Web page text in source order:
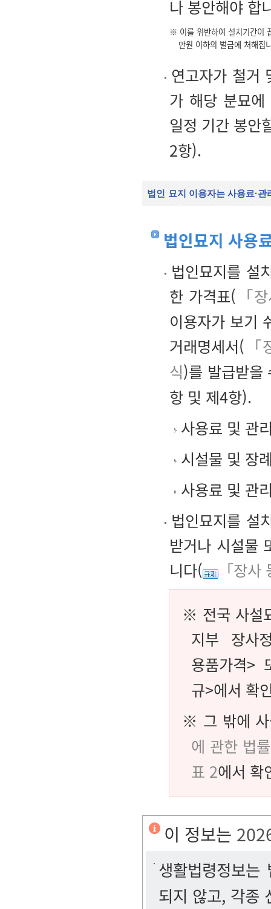
나 봉안해야 합
※ 이를 위반하여 설치기간이
만원 이하의 벌금에 처해집
연고자가 철거
가 해당 분묘에
일정 기간 봉안
2항).
법인 묘지 이용자는 사용료·
법인묘지 사용
법인묘지를 설
한 가격표( 「
이용자가 보기
거래명세서(
식)를 발급받을
항 및 제4항).
사용료 및 관
시설물 및 장
사용료 및 관
법인묘지를 설
받거나 시설물
니다(
「장
※ 전국 사설
지부 장사
용품가격>
규>에서 확
※ 그 밖에 사
에 관한 법
표 2에서 확
이 정보는
생활법령정보
되지 않고, 각종